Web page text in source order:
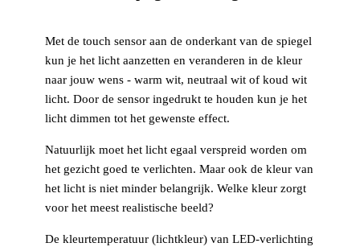
Met de touch sensor aan de onderkant van de spiegel
kun je het licht aanzetten en veranderen in de kleur
naar jouw wens - warm wit, neutraal wit of koud wit
licht. Door de sensor ingedrukt te houden kun je het
licht dimmen tot het gewenste effect.
Natuurlijk moet het licht egaal verspreid worden om
het gezicht goed te verlichten. Maar ook de kleur van
het licht is niet minder belangrijk. Welke kleur zorgt
voor het meest realistische beeld?
De kleurtemperatuur (lichtkleur) van LED-verlichting